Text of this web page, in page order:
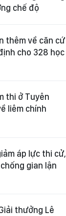
chế độ
thêm về căn cứ
cho 328 học
thi ở Tuyên
liêm chính
áp lực thi cử,
gian lận
thưởng Lê